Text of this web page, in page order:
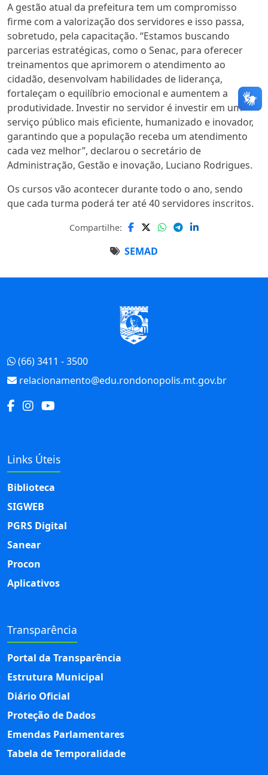
A gestão atual da prefeitura tem um compromisso
firme com a valorização dos servidores e isso passa,
sobretudo, pela capacitação. “Estamos buscando
parcerias estratégicas, como o Senac, para oferecer
treinamentos que aprimorem o atendimento ao
cidadão, desenvolvam habilidades de liderança,
fortaleçam o equilíbrio emocional e aumentem a
produtividade. Investir no servidor é investir em um
serviço público mais eficiente, humanizado e inovador,
garantindo que a população receba um atendimento
cada vez melhor”, declarou o secretário de
Administração, Gestão e inovação, Luciano Rodrigues.
Os cursos vão acontecer durante todo o ano, sendo
que cada turma poderá ter até 40 servidores inscritos.
SEMAD
Compartilhe:
(66) 3411 - 3500
relacionamento@edu.rondonopolis.mt.gov.br
Links Úteis
Biblioteca
SIGWEB
PGRS Digital
Sanear
Procon
Aplicativos
Transparência
Portal da Transparência
Estrutura Municipal
Diário Oficial
Proteção de Dados
Emendas Parlamentares
Tabela de Temporalidade